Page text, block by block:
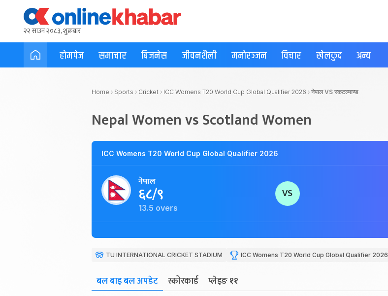
२२ साउन २०८३, शुक्रबार
होमपेज समाचार बिजनेस जीवनशैली मनोरञ्जन विचार खेलकुद अन्य
Home › Sports › Cricket › ICC Womens T20 World Cup Global Qualifier 2026 › नेपाल VS स्कटल्याण्ड
Nepal Women vs Scotland Women
ICC Womens T20 World Cup Global Qualifier 2026
नेपाल
६८/९
13.5 overs
VS
TU INTERNATIONAL CRICKET STADIUM ICC Womens T20 World Cup Global Qualifier 2026
बल बाइ बल अपडेट स्कोरकार्ड प्लेइङ ११